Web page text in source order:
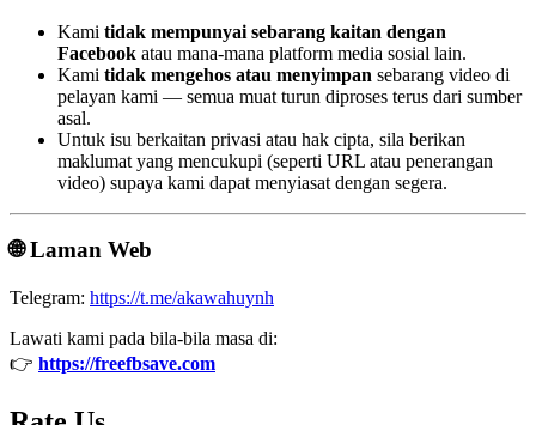
Kami tidak mempunyai sebarang kaitan dengan
Facebook atau mana-mana platform media sosial lain.
Kami tidak mengehos atau menyimpan sebarang video di
pelayan kami — semua muat turun diproses terus dari sumber
asal.
Untuk isu berkaitan privasi atau hak cipta, sila berikan
maklumat yang mencukupi (seperti URL atau penerangan
video) supaya kami dapat menyiasat dengan segera.
🌐 Laman Web
Telegram: https://t.me/akawahuynh
Lawati kami pada bila-bila masa di:
👉 https://freefbsave.com